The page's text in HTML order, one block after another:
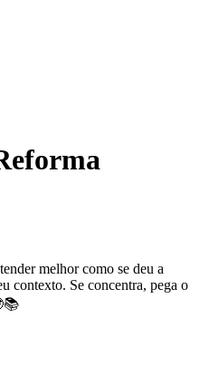
melhor como se deu a
contexto. Se concentra, pega o